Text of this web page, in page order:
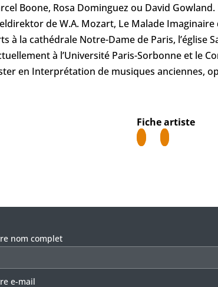
Boone, Rosa Dominguez ou David
de W.A. Mozart, Le Malade
à la cathédrale Notre-Dame de Paris, l’église
à l’Université Paris-Sorbonne et le
en Interprétation de musiques anciennes,
Fiche artiste
laisser ce champ vide.
nom complet
e-mail